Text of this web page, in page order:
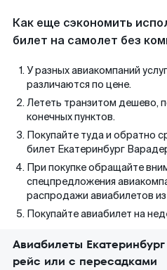
Как еще сэкономить
билет на самолет без
У разных авиакомпаний
различаются по цене.
Лететь транзитом дешево,
конечных пунктов.
Покупайте туда и обратно
билет Екатеринбург
При покупке обращайте
спецпредложения
распродажи авиабилетов
Покупайте авиабилет на
Авиабилеты
рейс или с пересадками